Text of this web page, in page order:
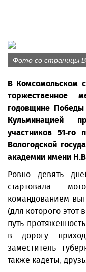
Фото со страницы
В Комсомольском
торжественное
годовщине
Кульминацией
участников 51-го
Вологодской
академии имени
Ровно девять
стартовала
командованием
(для которого этот
путь
в дорогу
заместитель
также кадеты,